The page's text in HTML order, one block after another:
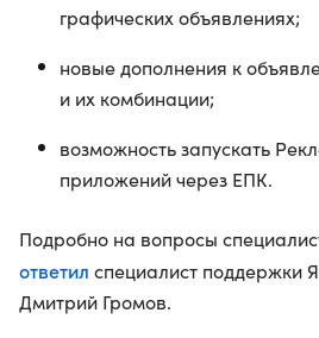
графических объявлениях;
новые дополнения к
и их комбинации;
возможность запускать
приложений через ЕПК.
Подробно на вопросы
ответил специалист поддержки
Дмитрий Громов.